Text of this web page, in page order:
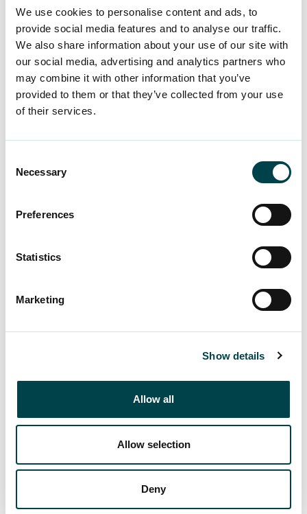
We use cookies to personalise content and ads, to
provide social media features and to analyse our traffic.
We also share information about your use of our site with
our social media, advertising and analytics partners who
may combine it with other information that you’ve
provided to them or that they’ve collected from your use
of their services.
Selection
Necessary
Preferences
Statistics
Marketing
Show details
Allow all
Allow selection
Deny
Tack till alla influencers på sociala medier som
delar viktiga budskap med oss!